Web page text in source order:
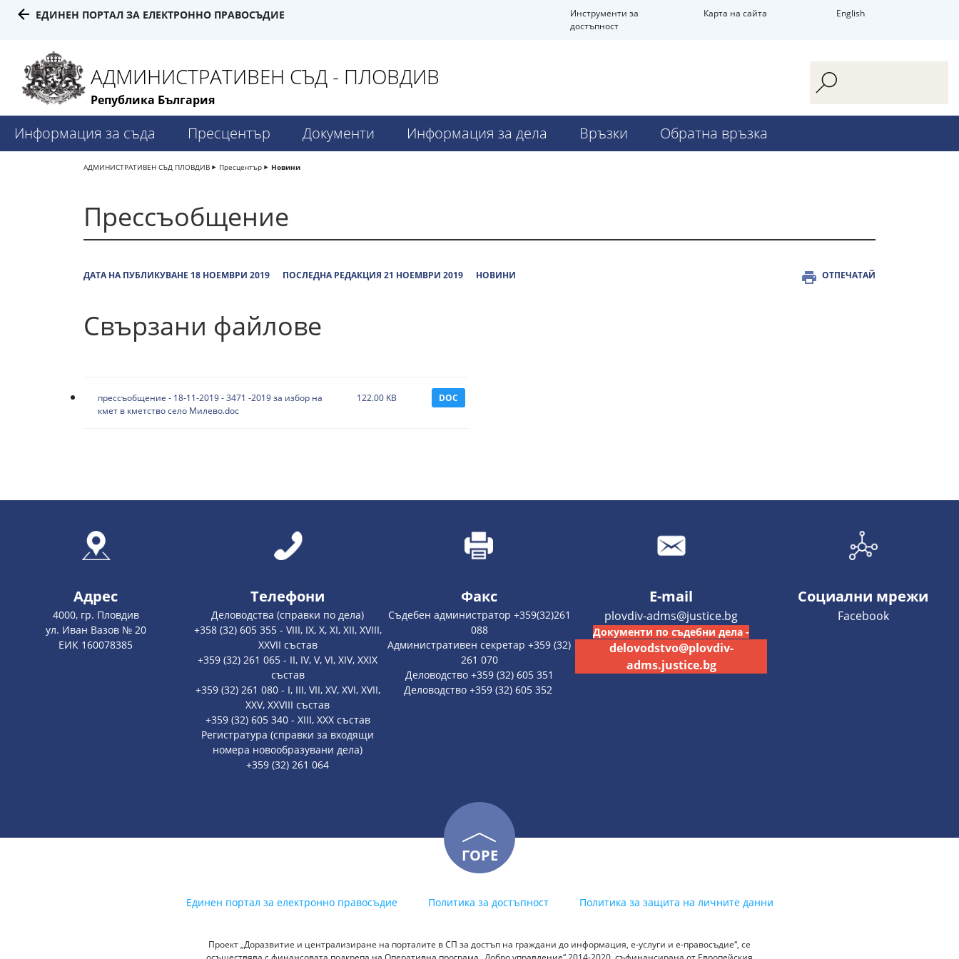
ЕДИНЕН ПОРТАЛ ЗА ЕЛЕКТРОННО ПРАВОСЪДИЕ
Инструменти за
достъпност
Карта на сайта English
АДМИНИСТРАТИВЕН СЪД - ПЛОВДИВ
Република България
Информация за съда Пресцентър Документи Информация за дела Връзки Обратна връзка
АДМИНИСТРАТИВЕН СЪД ПЛОВДИВ Пресцентър Новини
Прессъобщение
ДАТА НА ПУБЛИКУВАНЕ 18 НОЕМВРИ 2019 ПОСЛЕДНА РЕДАКЦИЯ 21 НОЕМВРИ 2019 НОВИНИ ОТПЕЧАТАЙ
Свързани файлове
прессъобщение - 18-11-2019 - 3471 -2019 за избор на
кмет в кметство село Милево.doc
122.00 KB DOC
Адрес
4000, гр. Пловдив
ул. Иван Вазов № 20
ЕИК 160078385
Телефони
Деловодства (справки по дела)
+358 (32) 605 355 - VIII, IX, X, XI, XII, XVIII,
XXVII състав
+359 (32) 261 065 - II, IV, V, VI, XIV, XXIX
състав
+359 (32) 261 080 - I, III, VII, XV, XVI, XVII,
XXV, XXVIII състав
+359 (32) 605 340 - XIII, XXX състав
Регистратура (справки за входящи
номера новообразувани дела)
+359 (32) 261 064
Факс
Съдебен администратор +359(32)261
088
Административен секретар +359 (32)
261 070
Деловодство +359 (32) 605 351
Деловодство +359 (32) 605 352
E-mail
plovdiv-adms@justice.bg
Документи по съдебни дела -
delovodstvo@plovdiv-
adms.justice.bg
Социални мрежи
Facebook
ГОРЕ
Единен портал за електронно правосъдие Политика за достъпност Политика за защита на личните данни
Проект „Доразвитие и централизиране на порталите в СП за достъп на граждани до информация, е-услуги и е-правосъдие“, се